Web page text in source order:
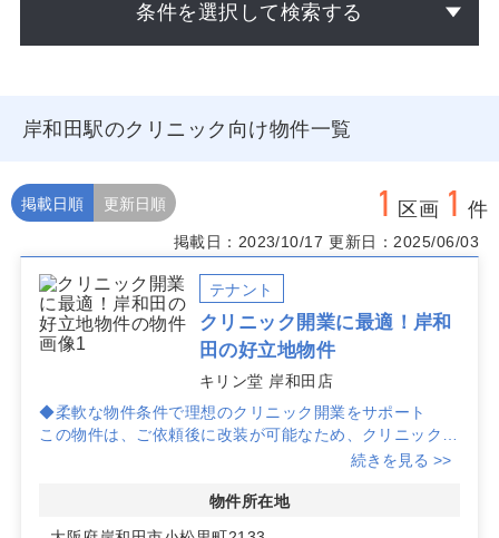
め、ターゲット患者の移動手段に合わせて「岸和田駅 ク
リニック 物件」の候補を比較検討すると精度が上がりま
横断歩道の位置関係で自然な導入ができるか、ファサー
か、同ビル内テナント構成が患者層と合致するかも重要
です。オープン前後の広告動線を想定し、サテライト看
板やウェブ検索で「岸和田駅 クリニック 物件」を起点に
ともにスムーズです。
掲載中の物件だけでなく未掲載情報や条件交渉も含めて
最適化をご提案します。岸和田駅での開業計画や科目適
合、商圏分析の初期検討も含めて、お気軽にご相談くだ
条件を選択して検索する
岸和田駅のクリニック向け物件一覧
1 区画 1 件
掲載日順 更新日順
掲載日：2023/10/17 更新日：2025/06/03
テナント
クリニック開業に最適！岸和
田の好立地物件
キリン堂 岸和田店
◆柔軟な物件条件で理想のクリニック開業をサポート
この物件は、ご依頼後に改装が可能なため、クリニックの
開業に向けた柔軟な条件調整が可能です。新規開業をお考
続きを見る >>
物件所在地